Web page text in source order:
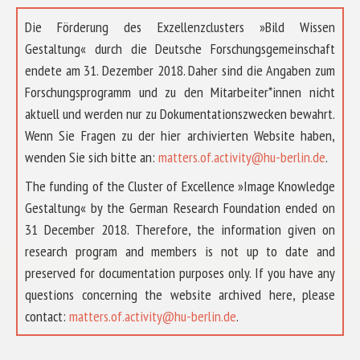
Die Förderung des Exzellenzclusters »Bild Wissen
Gestaltung« durch die Deutsche Forschungsgemeinschaft
endete am 31. Dezember 2018. Daher sind die Angaben zum
Forschungsprogramm und zu den Mitarbeiter*innen nicht
aktuell und werden nur zu Dokumentationszwecken bewahrt.
Wenn Sie Fragen zu der hier archivierten Website haben,
wenden Sie sich bitte an: matters.of.activity@hu-berlin.de.
The funding of the Cluster of Excellence »Image Knowledge
Gestaltung« by the German Research Foundation ended on
31 December 2018. Therefore, the information given on
research program and members is not up to date and
preserved for documentation purposes only. If you have any
questions concerning the website archived here, please
contact: matters.of.activity@hu-berlin.de.
ÜBER UNS